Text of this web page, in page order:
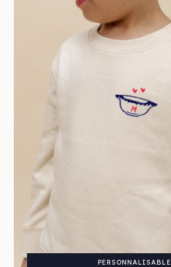
PERSONNALISABLE